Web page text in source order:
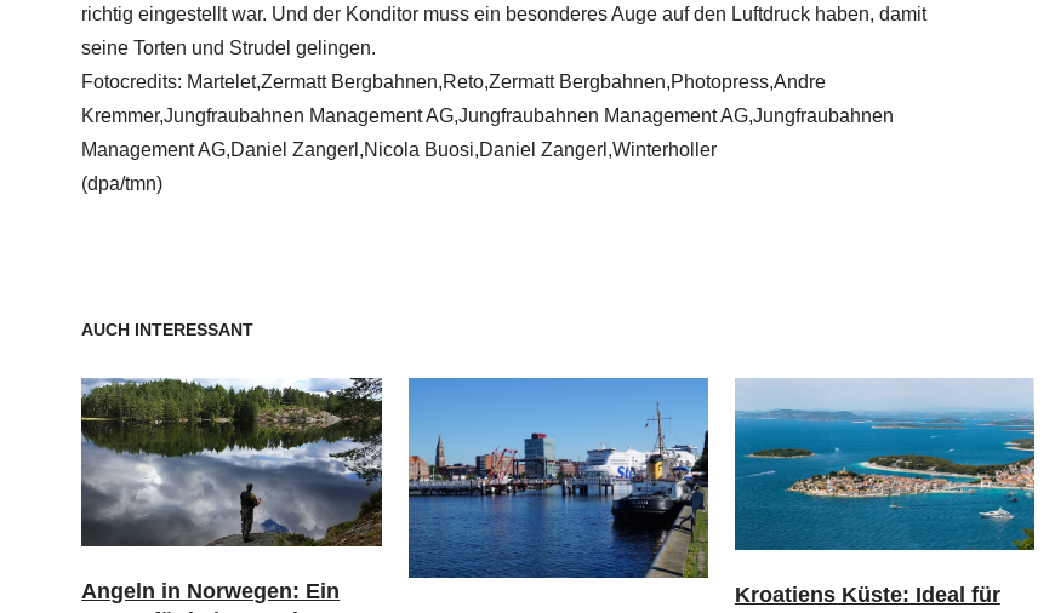
richtig eingestellt war. Und der Konditor muss ein besonderes Auge auf den Luftdruck haben, damit
seine Torten und Strudel gelingen.
Fotocredits: Martelet,Zermatt Bergbahnen,Reto,Zermatt Bergbahnen,Photopress,Andre
Kremmer,Jungfraubahnen Management AG,Jungfraubahnen Management AG,Jungfraubahnen
Management AG,Daniel Zangerl,Nicola Buosi,Daniel Zangerl,Winterholler
(dpa/tmn)
AUCH INTERESSANT
Angeln in Norwegen: Ein
Kroatiens Küste: Ideal für